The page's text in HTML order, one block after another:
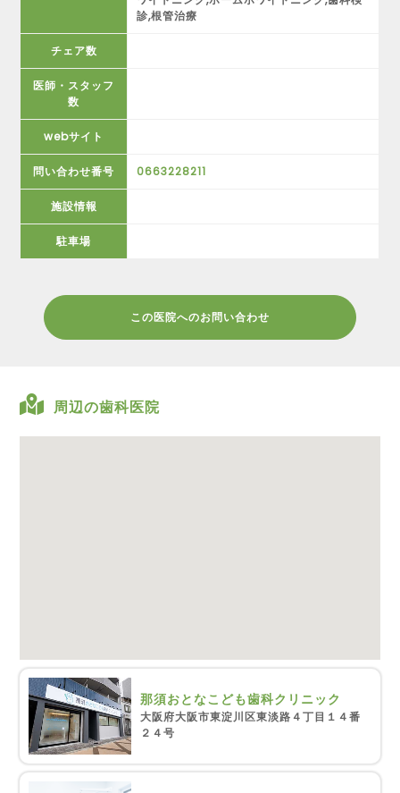
診,根管治療
チェア数
医師・スタッフ
数
webサイト
問い合わせ番号 0663228211
施設情報
駐車場
この医院へのお問い合わせ
周辺の歯科医院
那須おとなこども歯科クリニック
大阪府大阪市東淀川区東淡路４丁目１４番
２４号